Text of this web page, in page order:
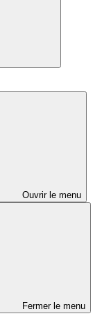
Ouvrir le menu
Fermer le menu